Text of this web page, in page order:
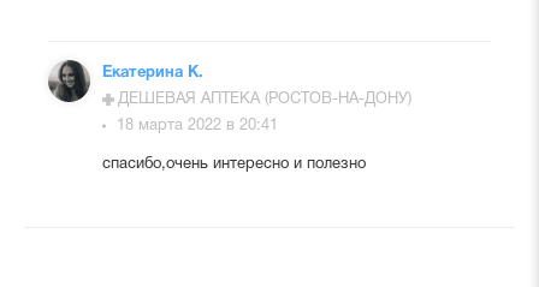
Екатерина К.
ДЕШЕВАЯ АПТЕКА (РОСТОВ-НА-ДОНУ)
18 марта 2022 в 20:41
спасибо,очень интересно и полезно